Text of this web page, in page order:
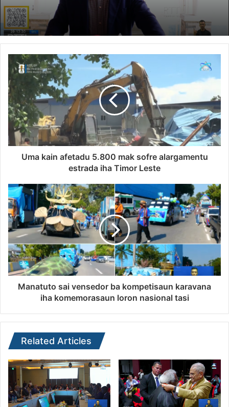
Uma kain afetadu 5.800 mak sofre alargamentu
estrada iha Timor Leste
Manatuto sai vensedor ba kompetisaun karavana
iha komemorasaun loron nasional tasi
Related Articles